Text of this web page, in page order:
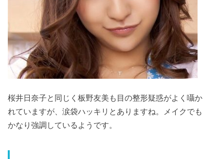
桜井日奈子と同じく板野友美も目の整形疑惑がよく囁か
れていますが、涙袋ハッキリとありますね。メイクでも
かなり強調しているようです。